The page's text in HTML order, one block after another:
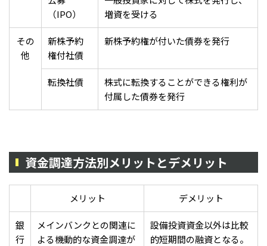
（IPO）
増資を受ける
その
他
新株予約
権付社債
新株予約権が付いた債券を発行
転換社債
株式に転換することができる権利が
付属した債券を発行
資金調達方法別メリットとデメリット
メリット デメリット
銀
行
メインバンクとの関連に
よる機動的な資金調達が
設備投資資金以外は比較
的短期間の融資となる。